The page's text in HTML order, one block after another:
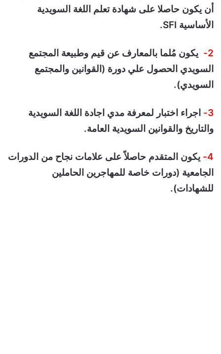
أن يكون حاصلا على شهادة تعلم اللغة السويدية
الأساسية SFI.
2-
يكون مُلما بالمعارف عن قيم وطبيعة المجتمع
السويدي الحصول علي دورة (القوانين والمجتمع
السويدي).
3-
اجراء اختبار لمعرفة مدي اجادة اللغة السويدية
والتاريخ والقوانين السويدية العامة.
4-
يكون المتقدم حاصلاً على علامات نجاح من الدورات
الجامعية (دورات خاصة للمهاجرين الحاملين
للشهادات).